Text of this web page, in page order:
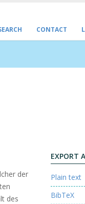
CONTACT
EXPORT
Plain text
BibTeX
der
des